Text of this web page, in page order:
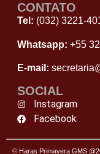
CONTATO
Tel: (032) 3221-
Whatsapp: +55
E-mail:
SOCIAL
Instagram
Facebook
© Haras Primavera GMS